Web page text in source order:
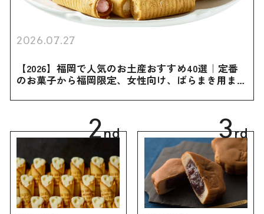
2026.07.27
【2026】福岡で人気のお土産おすすめ40選｜定番
のお菓子から福岡限定、女性向け、ばらまき用まで
2nd 3rd